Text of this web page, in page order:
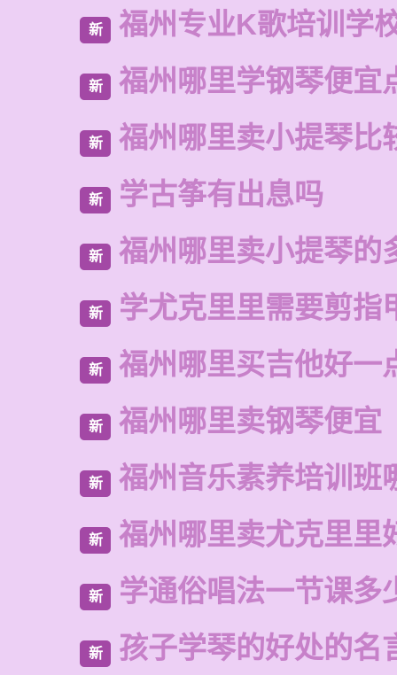
新 福州专业K歌培训学
新 福州哪里学钢琴便宜
新 福州哪里卖小提琴比
新 学古筝有出息吗
新 福州哪里卖小提琴的
新 学尤克里里需要剪指
新 福州哪里买吉他好一
新 福州哪里卖钢琴便宜
新 福州音乐素养培训班
新 福州哪里卖尤克里里
新 学通俗唱法一节课多
新 孩子学琴的好处的名